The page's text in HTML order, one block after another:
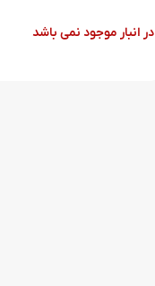
در انبار موجود نمی باشد